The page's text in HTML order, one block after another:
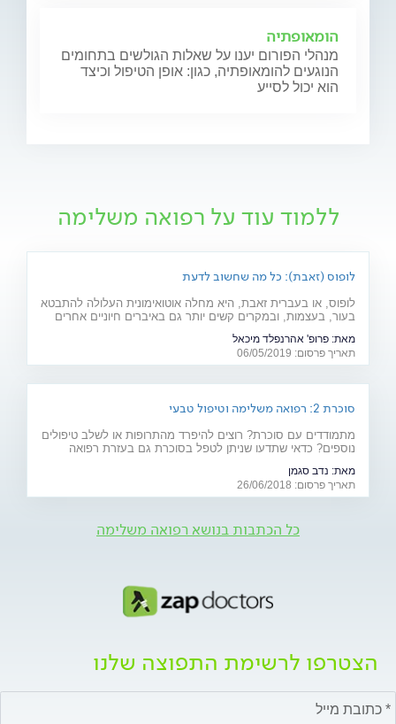
הומאופתיה
מנהלי הפורום יענו על שאלות הגולשים בתחומים
הנוגעים להומאופתיה, כגון: אופן הטיפול וכיצד
הוא יכול לסייע
ללמוד עוד על רפואה משלימה
לופוס (זאבת): כל מה שחשוב לדעת
לופוס, או בעברית זאבת, היא מחלה אוטואימונית העלולה להתבטא
בעור, בעצמות, ובמקרים קשים יותר גם באיברים חיוניים אחרים
לה? ומהו הטיפול המתקדם שנכנס לסל הבריאות בשנים
האחרונות? כתבה לרגל יום המודעות למחלה (10.5)
מאת: פרופ' אהרנפלד מיכאל
תאריך פרסום: 06/05/2019
סוכרת 2: רפואה משלימה וטיפול טבעי
מתמודדים עם סוכרת? רוצים להיפרד מהתרופות או לשלב טיפולים
נוספים? כדאי שתדעו שניתן לטפל בסוכרת גם בעזרת רפואה
מרפא
מאת: נדב סגמן
תאריך פרסום: 26/06/2018
כל הכתבות בנושא רפואה משלימה
הצטרפו לרשימת התפוצה שלנו